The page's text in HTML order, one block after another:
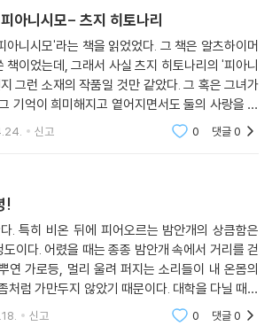
두가 정의를 내세웁니다. 어느 쪽이 정의인지, 전
게 되어 있어요. 둘 다 정의이고 둘 다 악이에요.
니다. 거기서 ‘회색’이 등장합니다…『피아니시모
의 분신이 가상세계에서 살아가는 것에 대해 썼습
는 것이 현실이 되었지요.” -2007년 4월 26일 일
츠지 히토나리
이야기하는, 전혀 새로운 성장소설!
달라지고 있다. 나오키 상의 심사위원을 맡았던
작가들의 소설이 대체로 자전적 성격을 띠던 것
속의 사회문제를 다루는 경향이 많아졌다.”고 분석
의 문제는 결국 사회의 문제이며 그 속에서 파악
아니시모- 츠지 히토나리
아니시모'라는 책을 읽었었다. 그 책은 알츠하이머
책이었는데, 그래서 사실 츠지 히토나리의 '피아니
그런 소재의 작품일 것만 같았다. 그 혹은 그녀가
기억이 희미해지고 옅어지면서도 둘의 사랑을 놓
를 예상했
신고 0 댓글0
!
. 특히 비온 뒤에 피어오르는 밤안개의 상큼함은
이다. 어렸을 때는 종종 밤안개 속에서 거리를 걷
연 가로등, 멀리 울려 퍼지는 소리들이 내 온몸의
처럼 가만두지 않았기 때문이다. 대학을 다닐 때는
걸치고 노래를 부르기도 했다. 그런데 요즘은 예
신고 0 댓글0